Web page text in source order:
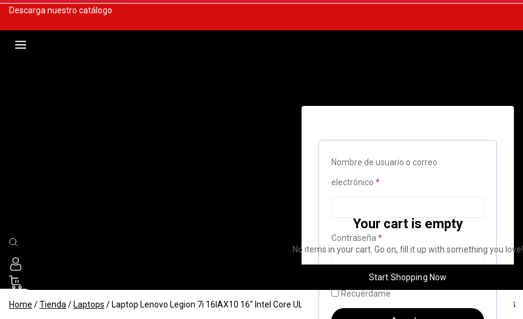
Descarga nuestro catálogo
Home /Tienda / Laptops / Laptop Lenovo Legion 7i 16IAX10 16″ Intel Core ULTRA 7 1TB SSD 16GB RAM 16″ 2.5K OLED RTX 5060 8GB
Nombre de usuario o correo
electrónico *Obligatorio
Contraseña *Obligatorio
Recuérdame
Your cart is empty
No items in your cart. Go on, fill it up with something you love!
Start Shopping Now